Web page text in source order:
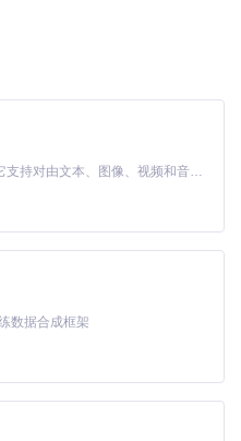
采用，使缠论教学从抽象概念
MiniMax H3 是一个通用的全模态生成系统。它支持对由文本、图像、视频和音频组成的多模态上下文进行统一理解，并能生成分辨率高达 2K、时长可达 15 秒的带原生立体声音频的视频。得益于面向任务泛化的系统设计，H3 在预训练阶段就已具备广泛的多模态上下文理解与生成能力，能够出色地执行复杂的多模态指令。
数据合成框架